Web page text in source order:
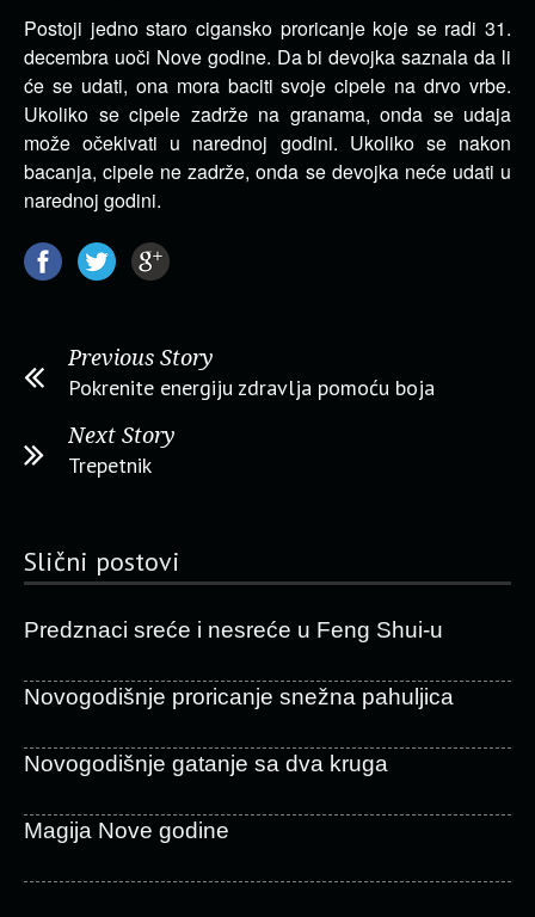
Postoji jedno staro cigansko proricanje koje se radi 31.
decembra uoči Nove godine. Da bi devojka saznala da li
će se udati, ona morabaciti svoje cipele na drvo vrbe.
Ukoliko se cipele zadrže na granama, onda se udaja
može očekivati u narednoj godini. Ukoliko se nakon
bacanja, cipele ne zadrže, onda se devojka neće udati u
narednoj godini.
Previous Story
Pokrenite energiju zdravlja pomoću boja
Next Story
Trepetnik
Slični postovi
Predznaci sreće i nesreće u Feng Shui-u
Novogodišnje proricanje snežna pahuljica
Novogodišnje gatanje sa dva kruga
Magija Nove godine